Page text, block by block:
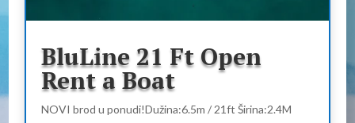
BluLine 21 Ft Open
Rent a Boat
NOVI brod u ponudi!Dužina:6.5m / 21ft Širina:2.4M